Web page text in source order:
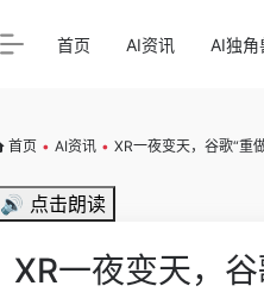
首页 AI资讯 AI独角
首页 • AI资讯 • XR一夜变天，谷歌“重
🔊 点击朗读
XR一夜变天，